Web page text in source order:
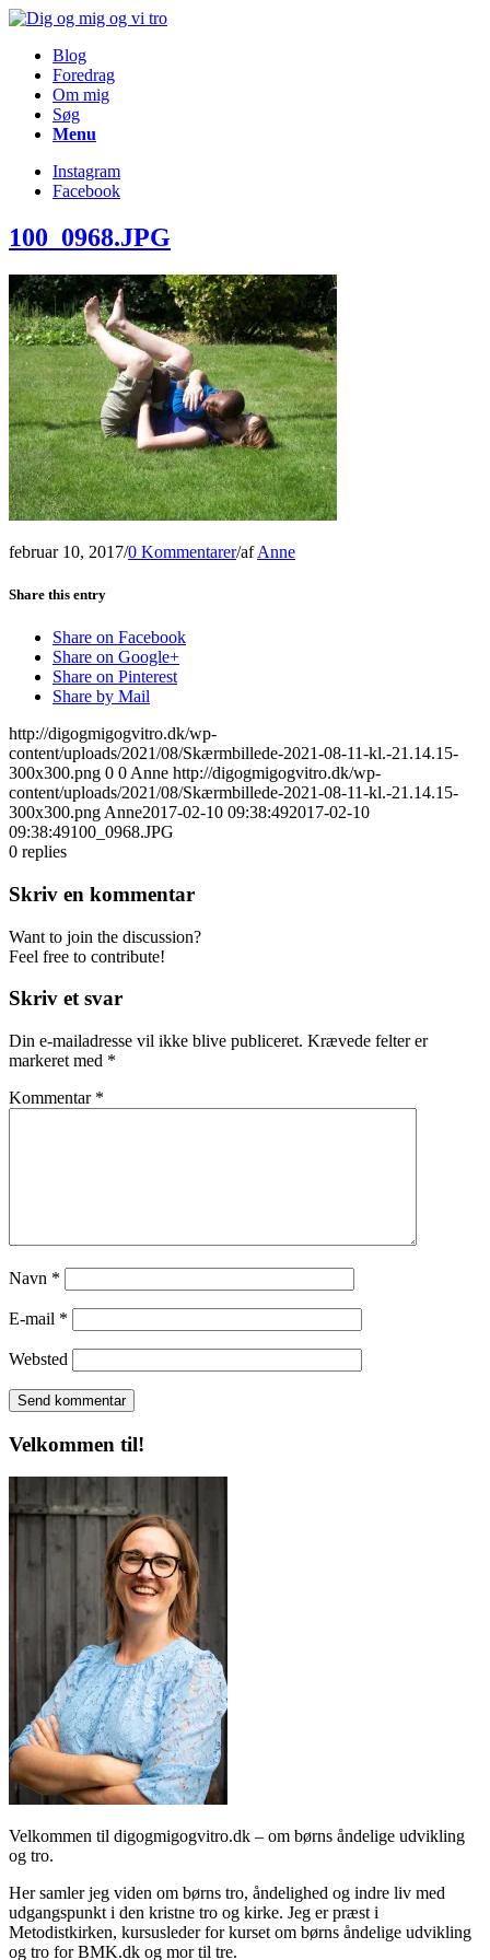
Blog
Foredrag
Om mig
Søg
Menu
Instagram
Facebook
100_0968.JPG
februar 10, 2017/0 Kommentarer/afAnne
Share this entry
Share on Facebook
Share on Google+
Share on Pinterest
Share by Mail
http://digogmigogvitro.dk/wp-
content/uploads/2021/08/Skærmbillede-2021-08-11-kl.-21.14.15-
300x300.png 0 0 Anne http://digogmigogvitro.dk/wp-
content/uploads/2021/08/Skærmbillede-2021-08-11-kl.-21.14.15-
300x300.png Anne2017-02-10 09:38:492017-02-10
09:38:49100_0968.JPG
0 replies
Skriv en kommentar
Want to join the discussion?
Feel free to contribute!
Skriv et svar
Din e-mailadresse vil ikke blive publiceret. Krævede felter er
markeret med *
Kommentar *
Navn *
E-mail *
Websted
Velkommen til!
Velkommen til digogmigogvitro.dk – om børns åndelige udvikling
og tro.
Her samler jeg viden om børns tro, åndelighed og indre liv med
udgangspunkt i den kristne tro og kirke. Jeg er præst i
Metodistkirken, kursusleder for kurset om børns åndelige udvikling
og tro for BMK.dk og mor til tre.